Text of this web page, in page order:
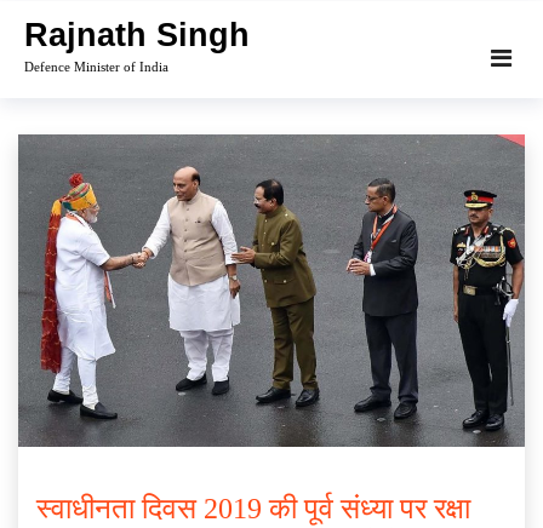
content
Rajnath Singh
Defence Minister of India
स्वाधीनता दिवस 2019 की पूर्व संध्या पर रक्षा